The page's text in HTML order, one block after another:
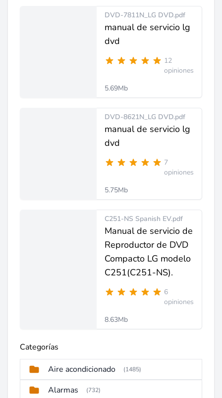
DVD-7811N_LG DVD.pdf
manual de servicio lg
dvd
12
opiniones
5.69Mb
DVD-8621N_LG DVD.pdf
manual de servicio lg
dvd
7
opiniones
5.75Mb
C251-NS Spanish EV.pdf
Manual de servicio de
Reproductor de DVD
Compacto LG modelo
C251(C251-NS).
6
opiniones
8.63Mb
Categorías
Aire acondicionado (1485)
Alarmas (732)